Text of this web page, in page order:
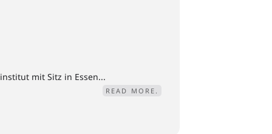
mit Sitz in Essen...
READ MORE.